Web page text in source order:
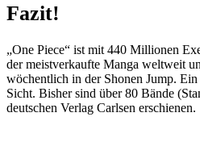
Fazit!
„One Piece“ ist mit 440 Millionen
der meistverkaufte Manga weltweit
wöchentlich in der Shonen Jump.
Sicht. Bisher sind über 80 Bände
deutschen Verlag Carlsen erschienen.